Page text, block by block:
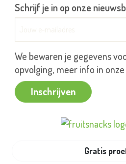
Schrijf je in op onze
E-mailadres:
We bewaren je gegevens
opvolging, meer info in onze
Inschrijven
Gratis